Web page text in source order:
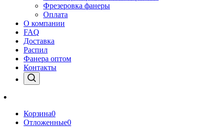
Фрезеровка фанеры
Оплата
О компании
FAQ
Доставка
Распил
Фанера оптом
Контакты
Корзина0
Отложенные0